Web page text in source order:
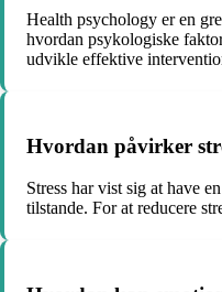
Health psychology er en
hvordan psykologiske
udvikle effektive
Hvordan påvirker
Stress har vist sig at have
tilstande. For at reducere